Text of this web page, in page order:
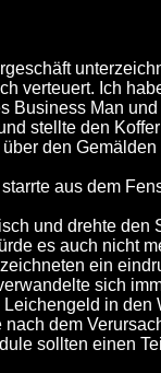
verteuert. Ich
Business Man
stellte den
den
aus dem
und drehte
es auch nicht
ein
sich
in
dem
sollten einen